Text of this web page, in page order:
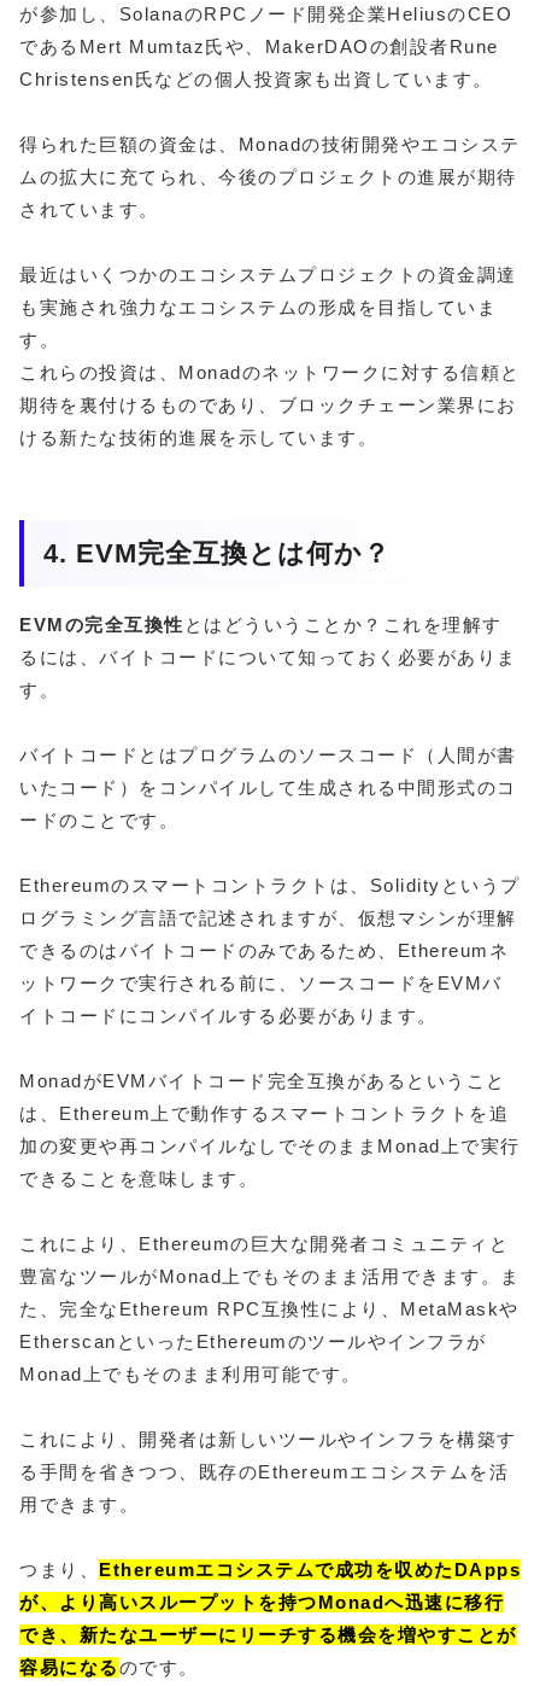
が参加し、SolanaのRPCノード開発企業HeliusのCEO
であるMert Mumtaz氏や、MakerDAOの創設者Rune
Christensen氏などの個人投資家も出資しています。
得られた巨額の資金は、Monadの技術開発やエコシステ
ムの拡大に充てられ、今後のプロジェクトの進展が期待
されています。
最近はいくつかのエコシステムプロジェクトの資金調達
も実施され強力なエコシステムの形成を目指していま
す。
これらの投資は、Monadのネットワークに対する信頼と
期待を裏付けるものであり、ブロックチェーン業界にお
ける新たな技術的進展を示しています。
4. EVM完全互換とは何か？
EVMの完全互換性 とはどういうことか？これを理解す
るには、バイトコードについて知っておく必要がありま
す。
バイトコードとはプログラムのソースコード（人間が書
いたコード）をコンパイルして生成される中間形式のコ
ードのことです。
Ethereumのスマートコントラクトは、Solidityというプ
ログラミング言語で記述されますが、仮想マシンが理解
できるのはバイトコードのみであるため、Ethereumネ
ットワークで実行される前に、ソースコードをEVMバ
イトコードにコンパイルする必要があります。
MonadがEVMバイトコード完全互換があるということ
は、Ethereum上で動作するスマートコントラクトを追
加の変更や再コンパイルなしでそのままMonad上で実行
できることを意味します。
これにより、Ethereumの巨大な開発者コミュニティと
豊富なツールがMonad上でもそのまま活用できます。ま
た、完全なEthereum RPC互換性により、MetaMaskや
EtherscanといったEthereumのツールやインフラが
Monad上でもそのまま利用可能です。
これにより、開発者は新しいツールやインフラを構築す
る手間を省きつつ、既存のEthereumエコシステムを活
用できます。
つまり、 Ethereumエコシステムで成功を収めたDApps
が、より高いスループットを持つMonadへ迅速に移行
でき、新たなユーザーにリーチする機会を増やすことが
容易になるのです。